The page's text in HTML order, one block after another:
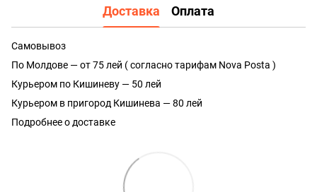
Доставка Оплата
Самовывоз
По Молдове — от 75 лей ( согласно тарифам Nova Posta )
Курьером по Кишиневу — 50 лей
Курьером в пригород Кишинева — 80 лей
Подробнее о доставке